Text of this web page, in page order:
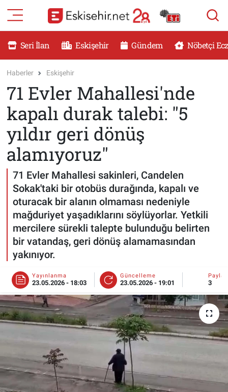
Seri İlan Eskişehir Gündem Nöbetçi
Haberler Eskişehir
71 Evler Mahallesi'nde
kapalı durak talebi: "5
yıldır geri dönüş
alamıyoruz"
71 Evler Mahallesi sakinleri, Candelen
Sokak'taki bir otobüs durağında, kapalı ve
oturacak bir alanın olmaması nedeniyle
mağduriyet yaşadıklarını söylüyorlar. Yetkili
mercilere sürekli talepte bulunduğu belirten
bir vatandaş, geri dönüş alamamasından
yakınıyor.
Yayınlanma
23.05.2026 - 18:03
Güncelleme
23.05.2026 - 19:01 3
RESMİ İLANLAR
DÜNYA
SAĞLIK
MAGAZİN
KADIN
TEKNOLOJİ
YEMEK
ESKİŞEHİR NÖBETÇİ ECZANELER
Eskişehir Haber İçerikleri
Eskişehir Hava Durumu
Eskişehir Tramvay Saatleri
Eskişehir Otobüs Saatleri
Eskişehir Nöbetçi Eczaneler
Eskişehir Namaz Vakitleri
Eskişehir Trafik Yoğunluk Haritası
Süper Lig Puan Durumu ve Fikstür
Tüm Manşetler
Son Dakika Haberleri
Haber Arşivi